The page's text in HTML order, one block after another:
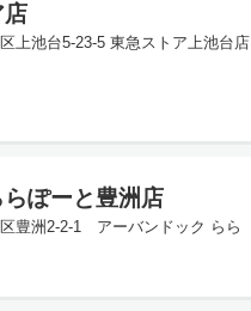
店
上池台5-23-5 東急ストア上池台店
ぽーと豊洲店
豊洲2-2-1 アーバンドック らら